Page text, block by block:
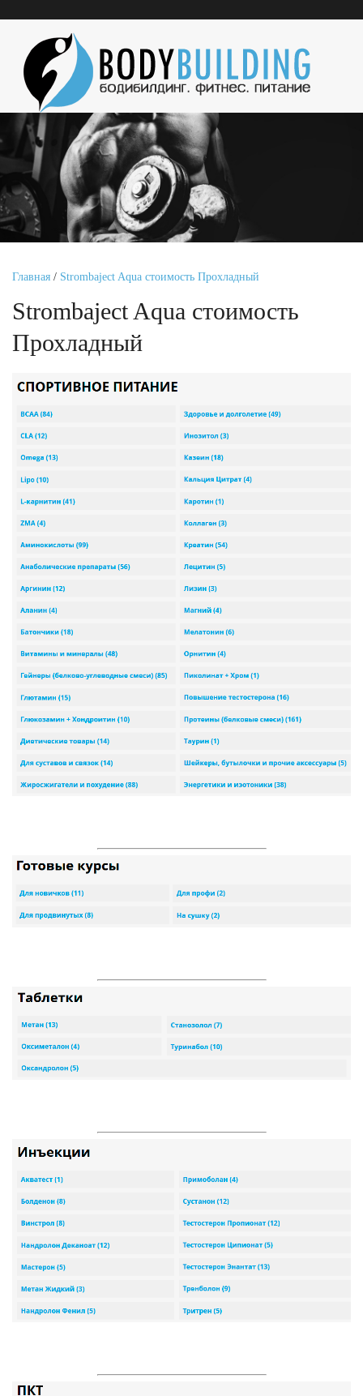
Главная / Strombaject Aqua стоимость Прохладный
Strombaject Aqua стоимость
Прохладный